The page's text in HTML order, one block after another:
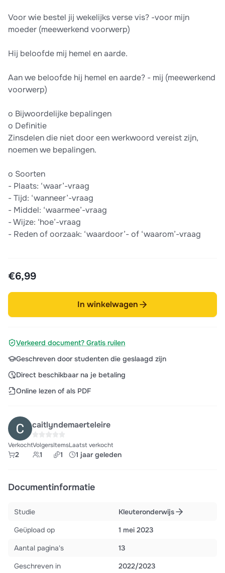
Voor wie bestel jij wekelijks verse vis? -voor mijn
moeder (meewerkend voorwerp)
Hij beloofde mij hemel en aarde.
Aan we beloofde hij hemel en aarde? - mij (meewerkend
voorwerp)
o Bijwoordelijke bepalingen
o Definitie
Zinsdelen die niet door een werkwoord vereist zijn,
noemen we bepalingen.
o Soorten
- Plaats: ‘waar’-vraag
- Tijd: ‘wanneer’-vraag
- Middel: ‘waarmee’-vraag
- Wijze: ‘hoe’-vraag
- Reden of oorzaak: ‘waardoor’- of ‘waarom’-vraag
€6,99
In winkelwagen
Verkeerd document? Gratis ruilen
Geschreven door studenten die geslaagd zijn
Direct beschikbaar na je betaling
Online lezen of als PDF
caitlyndemaerteleire
Verkocht
2
Volgers
1
Items
1
Laatst verkocht
1 jaar geleden
Documentinformatie
Studie
Kleuteronderwijs
Geüpload op
1 mei 2023
Aantal pagina's
13
Geschreven in
2022/2023